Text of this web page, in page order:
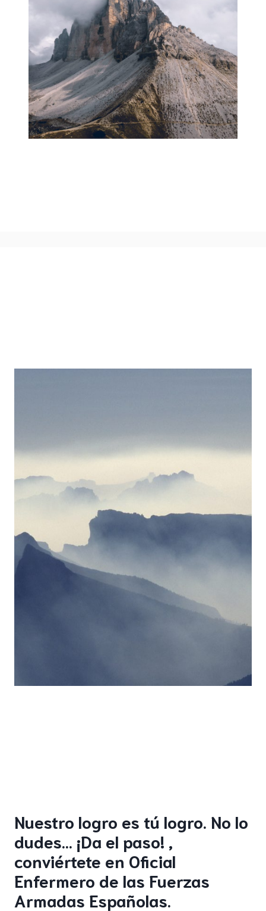
Nuestro logro es tú logro. No lo
dudes… ¡Da el paso! ,
conviértete en Oficial
Enfermero de las Fuerzas
Armadas Españolas.